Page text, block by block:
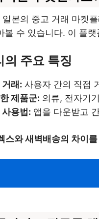
일본의 중고 거래 마켓
볼 수 있습니다. 이 플
의 주요 특징
래: 사용자 간의 직접
제품군: 의류, 전자기
사용법: 앱을 다운받고
스와 새벽배송의 차이